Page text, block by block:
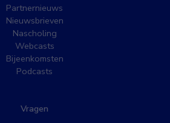
Partnernieuws
Nieuwsbrieven
Nascholing
Webcasts
Bijeenkomsten
Podcasts
Vragen